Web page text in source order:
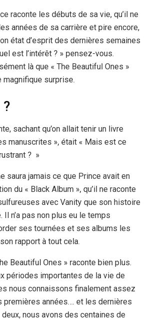
raconte les débuts de sa vie, qu’il ne
années de sa carrière et pire encore,
état d’esprit des dernières semaines
est l’intérêt ? » pensez-vous.
là que « The Beautiful Ones »
magnifique surprise.
sachant qu’on allait tenir un livre
manuscrites », était « Mais est ce
? »
saura jamais ce que Prince avait en
du « Black Album », qu’il ne raconte
avec Vanity que son histoire
Il n’a pas non plus eu le temps
ses tournées et ses albums les
rapport à tout cela.
Beautiful Ones » raconte bien plus.
périodes importantes de la vie de
nous connaissons finalement assez
premières années…. et les dernières
nous avons des centaines de